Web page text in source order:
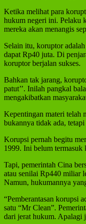
Ketika melihat para
hukum negeri ini. Pelaku
mereka akan menangis
Selain itu, koruptor
dapat Rp40 juta. Di
koruptor berjalan sukses.
Bahkan tak jarang,
patut’’. Inilah pangkal
mengakibatkan
Kepentingan materi telah
bukannya tidak ada,
Korupsi pernah begitu
1999. Ini belum termasuk
Tapi, pemerintah Cina
atau senilai Rp440 miliar
Namun, hukumannya
“Pemberantasan korupsi
satu “Mr Clean”.
dari jerat hukum. Apalagi